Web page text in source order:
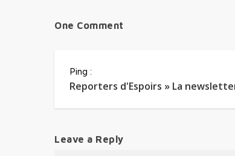
One Comment
Ping :
Reporters d'Espoirs » La
Leave a Reply